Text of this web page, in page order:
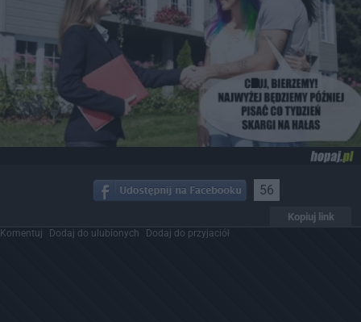
56
Kopiuj link
Komentuj Dodaj do ulubionych Dodaj do przyjaciół